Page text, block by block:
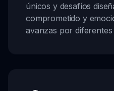
únicos y desafíos
comprometido y
avanzas por diferentes